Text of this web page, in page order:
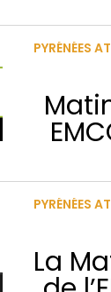
PYRÉNÉES
PYRÉNÉES
La